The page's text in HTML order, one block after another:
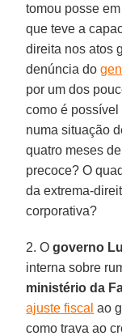
tomou posse
que teve a
direita nos atos
denúncia do
por um dos
como é
numa situação
quatro meses
precoce? O
da extrema-
corporativa?
2. O governo
interna sobre
ministério da
ajuste fiscal ao
como trava ao